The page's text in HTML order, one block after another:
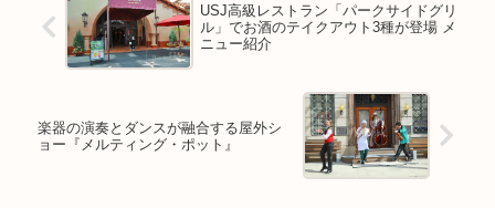
USJ高級レストラン「パークサイドグリ
ル」でお酒のテイクアウト3種が登場 メ
ニュー紹介
楽器の演奏とダンスが融合する屋外シ
ョー『メルティング・ポット』